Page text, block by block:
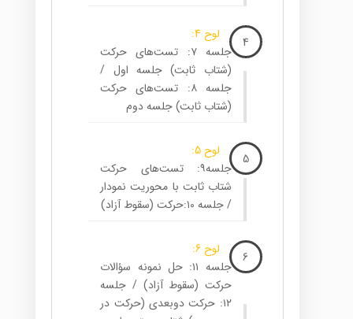
4
لوح 4:
جلسه ۷: تست‌های حرکت
(شتاب ثابت) جلسه اول /
جلسه ۸: تست‌های حرکت
(شتاب ثابت) جلسه دوم
5
لوح 5:
جلسه۹: تست‌های حرکت
شتاب ثابت با محوریت نمودار
/ جلسه ۱۰:حرکت (سقوط آزاد)
6
لوح 6:
جلسه ۱۱: حل نمونه سؤالات
حرکت (سقوط آزاد) / جلسه
۱۲: حرکت دوبعدی (حرکت در